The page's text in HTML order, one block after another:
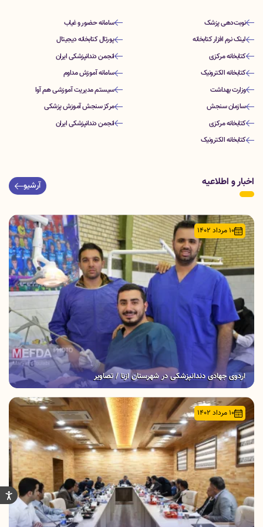
نوبت‌دهی پزشک
سامانه حضور و غیاب
لینک نرم افزار کتابخانه
پورتال کتابخانه دیجیتال
کتابخانه مرکزی
انجمن دندانپزشکی ایران
کتابخانه الکترونیک
سامانه آموزش مداوم
وزارت بهداشت
سیستم مدیریت آموزشی هم آوا
سازمان سنجش
مرکز سنجش آموزش پزشکی
کتابخانه مرکزی
انجمن دندانپزشکی ایران
کتابخانه الکترونیک
اخبار و اطلاعیه آرشیو
۱۰ مرداد ۱۴۰۲
اردوی جهادی دندانپزشکی در شهرستان ازنا / تصاویر
۱۰ مرداد ۱۴۰۲